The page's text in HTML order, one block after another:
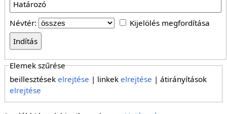
Névtér: Kijelölés megfordítása
Elemek szűrése
beillesztésekelrejtése | linkekelrejtése | átirányítások
elrejtése